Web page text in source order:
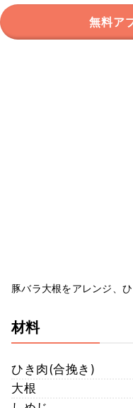
無料ア
豚バラ大根をアレンジ、
材料
ひき肉(合挽き)
大根